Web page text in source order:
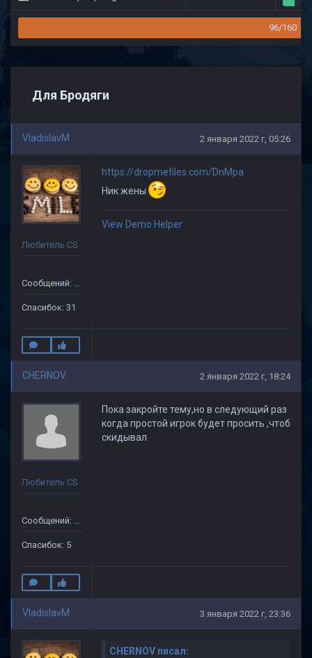
96/160
Для Бродяги
VladislavM 2 января 2022 г, 05:26
Любитель CS
Сообщений: 75
Спасибок: 31
https://dropmefiles.com/DnMpa
Ник жены
View Demo Helper
CHERNOV 2 января 2022 г, 18:24
Любитель CS
Сообщений: 104
Спасибок: 5
Пока закройте тему,но в следующий раз
когда простой игрок будет просить ,чтоб
скидывал
VladislavM 3 января 2022 г, 23:36
CHERNOV писал: